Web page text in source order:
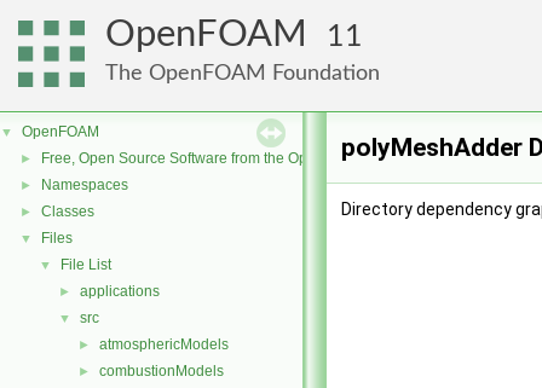
OpenFOAM 11
The OpenFOAM Foundation
▼ OpenFOAM
► Free, Open Source Software from the OpenFOAM Foundation
► Namespaces
► Classes
▼ Files
▼ File List
► applications
▼ src
► atmosphericModels
► combustionModels
polyMeshAdder
Directory dependency